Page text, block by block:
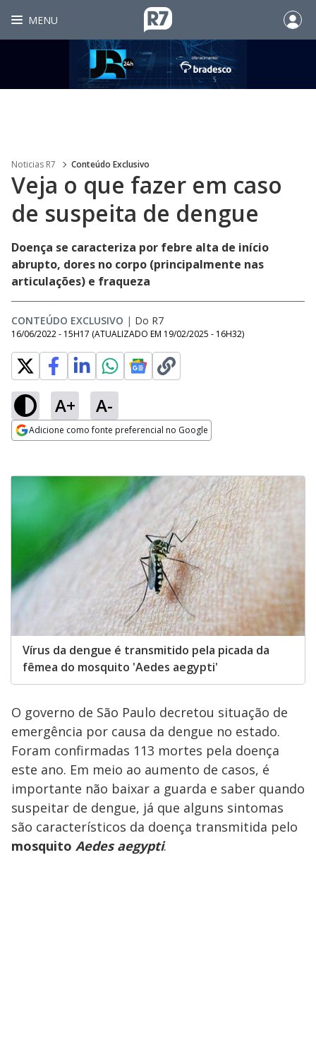
MENU
Noticias R7 Conteúdo Exclusivo
Veja o que fazer em caso
de suspeita de dengue
Doença se caracteriza por febre alta de início
abrupto, dores no corpo (principalmente nas
articulações) e fraqueza
CONTEÚDO EXCLUSIVO | Do R7
16/06/2022 - 15H17 (ATUALIZADO EM 19/02/2025 - 16H32)
A+ A-
Adicione como fonte preferencial no Google
Vírus da dengue é transmitido pela picada da
fêmea do mosquito 'Aedes aegypti'
O governo de São Paulo decretou situação de
emergência por causa da dengue no estado.
Foram confirmadas 113 mortes pela doença
este ano. Em meio ao aumento de casos, é
importante não baixar a guarda e saber quando
suspeitar de dengue, já que alguns sintomas
são característicos da doença transmitida pelo
mosquito Aedes aegypti.